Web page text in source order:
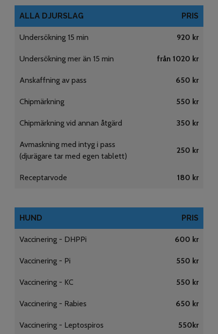
ALLA DJURSLAG PRIS
Undersökning 15 min 920 kr
Undersökning mer än 15 min från 1020 kr
Anskaffning av pass 650 kr
Chipmärkning 550 kr
Chipmärkning vid annan åtgärd 350 kr
Avmaskning med intyg i pass
(djurägare tar med egen tablett)
250 kr
Receptarvode 180 kr
HUND PRIS
Vaccinering - DHPPi 600 kr
Vaccinering - Pi 550 kr
Vaccinering - KC 550 kr
Vaccinering - Rabies 650 kr
Vaccinering - Leptospiros 550kr